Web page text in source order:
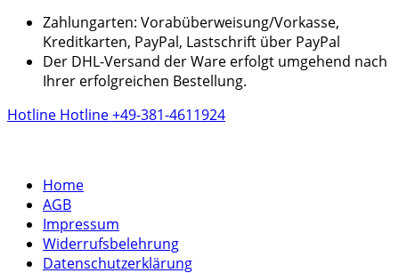
Zahlungarten: Vorabüberweisung/Vorkasse,
Kreditkarten, PayPal, Lastschrift über PayPal
Der DHL-Versand der Ware erfolgt umgehend nach
Ihrer erfolgreichen Bestellung.
Hotline Hotline+49-381-4611924
Home
AGB
Impressum
Widerrufsbelehrung
Datenschutzerklärung